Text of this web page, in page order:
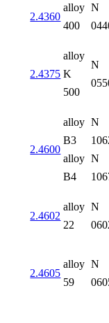
2.4360
alloy
400
N
2.4375
alloy
K
500
N
2.4600
alloy
B3
alloy
B4
N
N
2.4602
alloy
22
N
2.4605
alloy
59
N